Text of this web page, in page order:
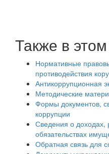
Также в
Нормативные
противодействия
Антикоррупционная
Методические
Формы документов,
коррупции
Сведения о доходах,
обязательствах
Обратная связь для